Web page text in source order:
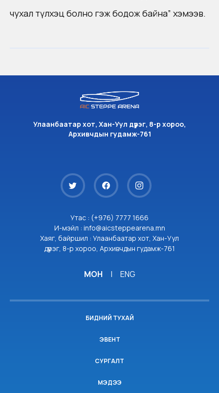
чухал түлхэц болно гэж бодож байна” хэмээв.
Улаанбаатар хот, Хан-Уул дүүрэг, 8-р хороо,
Архивчдын гудамж-761
Утас : (+976) 7777 1666
И-мэйл : info@aicsteppearena.mn
Хаяг, байршил : Улаанбаатар хот, Хан-Уул
дүүрэг, 8-р хороо, Архивчдын гудамж-761
МОН | ENG
БИДНИЙ ТУХАЙ
ЭВЕНТ
СУРГАЛТ
МЭДЭЭ